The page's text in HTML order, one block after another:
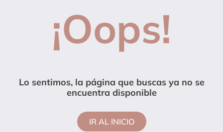
¡Oops!
Lo sentimos, la página que buscas ya no se
encuentra disponible
IR AL INICIO